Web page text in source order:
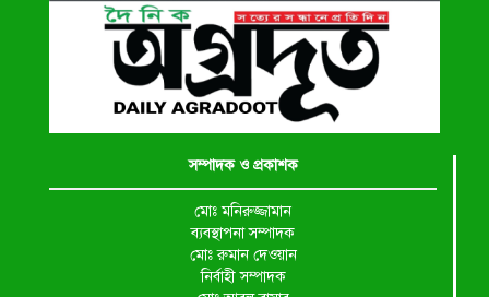
সম্পাদক ও প্রকাশক
মোঃ মনিরুজ্জামান
ব্যবস্থাপনা সম্পাদক
মোঃ রুমান দেওয়ান
নির্বাহী সম্পাদক